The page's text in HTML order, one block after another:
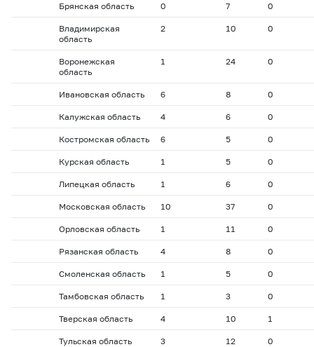
Брянская область 0 7 0
Владимирская
область
2 10 0
Воронежская
область
1 24 0
Ивановская область 6 8 0
Калужская область 4 6 0
Костромская область 6 5 0
Курская область 1 5 0
Липецкая область 1 6 0
Московская область 10 37 0
Орловская область 1 11 0
Рязанская область 4 8 0
Смоленская область 1 5 0
Тамбовская область 1 3 0
Тверская область 4 10 1
Тульская область 3 12 0